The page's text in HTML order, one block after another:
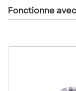
Fonctionne avec